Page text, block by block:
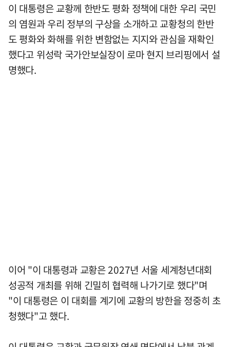
이 대통령은 교황께 한반도 평화 정책에 대한 우리 국민
의 염원과 우리 정부의 구상을 소개하고 교황청의 한반
도 평화와 화해를 위한 변함없는 지지와 관심을 재확인
했다고 위성락 국가안보실장이 로마 현지 브리핑에서 설
명했다.
이어 "이 대통령과 교황은 2027년 서울 세계청년대회
성공적 개최를 위해 긴밀히 협력해 나가기로 했다"며
"이 대통령은 이 대회를 계기에 교황의 방한을 정중히 초
청했다"고 했다.